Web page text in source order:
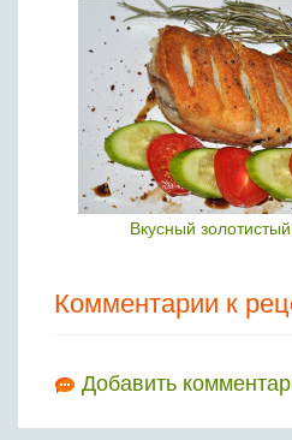
Вкусный
Комментарии к
Добавить